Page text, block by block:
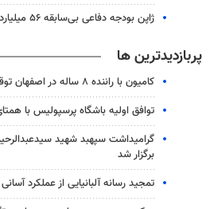
ژاپن بودجه دفاعی بی‌سابقه ۵۶ میلیارد دلاری را در نظر دارد
پربازدیدترین ها
کامیون با راننده ۸ ساله در اصفهان توقیف شد
توافق اولیه باشگاه پرسپولیس با
گرامیداشت سپهبد شهید
برگزار شد
تمجید رسانه آلبانیایی از عملکرد